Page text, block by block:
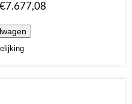
€7.677,08